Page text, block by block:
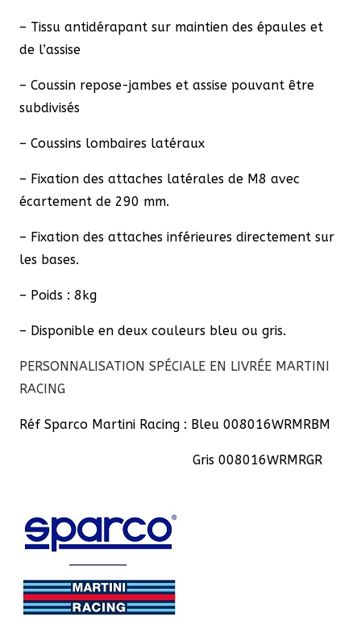
– Tissu antidérapant sur maintien des épaules et
de l’assise
– Coussin repose-jambes et assise pouvant être
subdivisés
– Coussins lombaires latéraux
– Fixation des attaches latérales de M8 avec
écartement de 290 mm.
– Fixation des attaches inférieures directement sur
les bases.
– Poids : 8kg
– Disponible en deux couleurs bleu ou gris.
PERSONNALISATION SPÉCIALE EN LIVRÉE MARTINI
RACING
Réf Sparco Martini Racing : Bleu 008016WRMRBM
Gris 008016WRMRGR